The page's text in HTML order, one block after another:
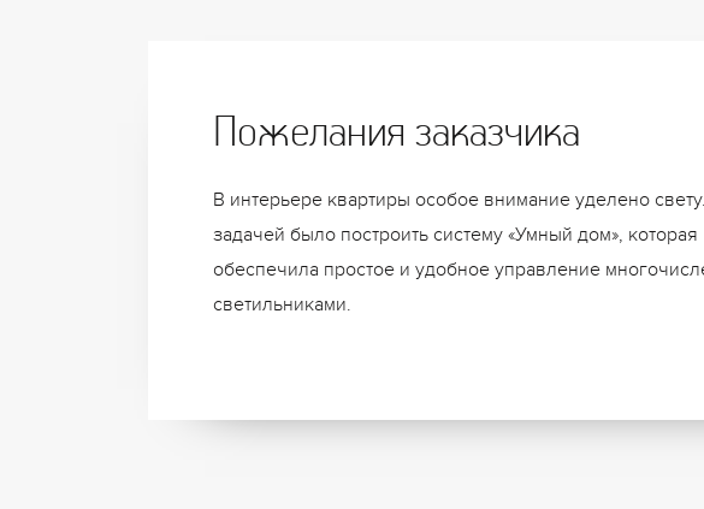
Пожелания заказчика
В интерьере квартиры особое внимание уделено
задачей было построить систему «Умный дом», которая
обеспечила простое и удобное управление
светильниками.